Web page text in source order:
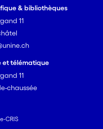
& bibliothèques
11
et télématique
11
chaussée
CRIS